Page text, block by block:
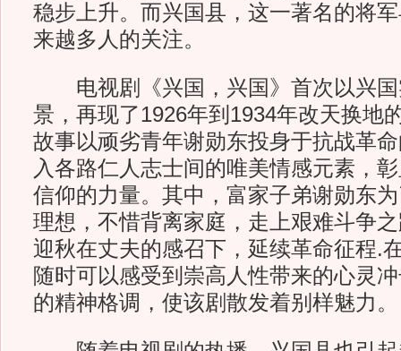
稳步上升。而兴国县，这一著名的将
来越多人的关注。
电视剧《兴国，兴国》首次以兴国
景，再现了1926年到1934年改天换地
故事以顽劣青年谢勋东投身于抗战革
入各路仁人志士间的唯美情感元素，
信仰的力量。其中，富家子弟谢勋东
理想，不惜背离家庭，走上艰难斗争
迎秋在丈夫的感召下，延续革命征程.
随时可以感受到崇高人性带来的心灵
的精神格调，使该剧散发着别样魅力。